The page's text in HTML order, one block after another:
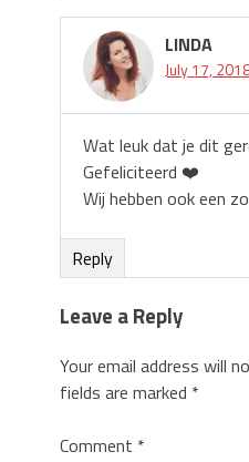
LINDA
July 17,
Wat leuk dat je dit
Gefeliciteerd ❤️
Wij hebben ook een
Reply
Leave a Reply
Your email address will
fields are marked *
Comment *